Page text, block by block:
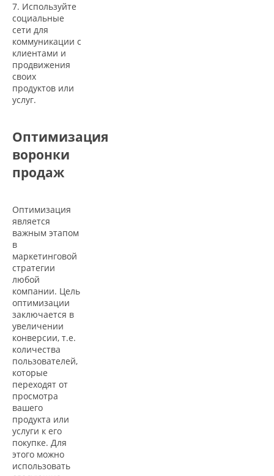
7. Используйте
социальные
сети для
коммуникации с
клиентами и
продвижения
своих
продуктов или
услуг.
Оптимизация
воронки
продаж
Оптимизация
является
важным этапом
в
маркетинговой
стратегии
любой
компании. Цель
оптимизации
заключается в
увеличении
конверсии, т.е.
количества
пользователей,
которые
переходят от
просмотра
вашего
продукта или
услуги к его
покупке. Для
этого можно
использовать